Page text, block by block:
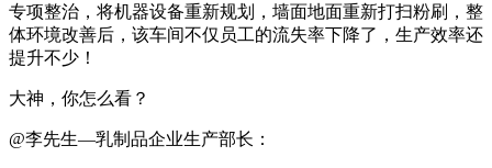
专项整治，将机器设备重新规划，墙面地面重新打扫粉刷，整
体环境改善后，该车间不仅员工的流失率下降了，生产效率还
提升不少！
大神，你怎么看？
@李先生—乳制品企业生产部长：